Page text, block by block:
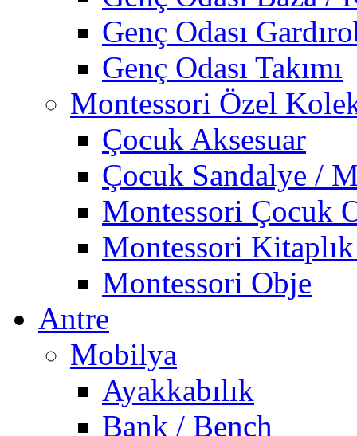
Genç Odası
Genç Odası Takımı
Montessori Özel
Çocuk Aksesuar
Çocuk Sandalye /
Montessori Çocuk
Montessori
Montessori Obje
Antre
Mobilya
Ayakkabılık
Bank / Bench